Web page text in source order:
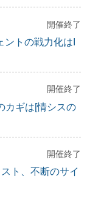
開催終了
ントの戦力化はI
開催終了
カギは[情シスの
開催終了
ト、不断のサイ